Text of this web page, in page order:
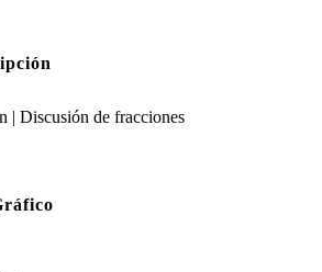
| Discusión de fracciones